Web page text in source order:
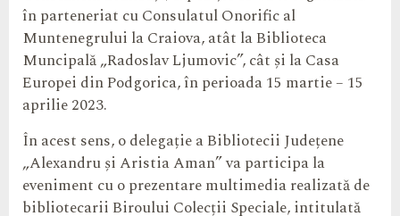
în parteneriat cu Consulatul Onorific al
Muntenegrului la Craiova, atât la Biblioteca
Muncipală „Radoslav Ljumovic”, cât și la Casa
Europei din Podgorica, în perioada 15 martie – 15
aprilie 2023.
În acest sens, o delegație a Bibliotecii Județene
„Alexandru și Aristia Aman” va participa la
eveniment cu o prezentare multimedia realizată de
bibliotecarii Biroului Colecții Speciale, intitulată